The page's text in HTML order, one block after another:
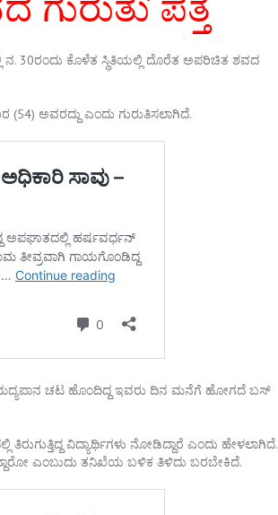
30ರಂದು ಕೊಳೆತ ಸ್ಥಿತಿಯಲ್ಲಿ ದೊರೆತ ಅಪರಿಚಿತ ಶವದ
(54) ಅವರದ್ದು ಎಂದು ಗುರುತಿಸಲಾಗಿದೆ.
ಚಟ ಹೊಂದಿದ್ದ ಇವರು ದಿನ ಮನೆಗೆ ಹೋಗದೆ ಬಸ್
ವಿದ್ಯಾರ್ಥಿಗಳು ನೋಡಿದ್ದಾರೆ ಎಂದು ಹೇಳಲಾಗಿದೆ.
ಎಂಬುದು ತನಿಖೆಯ ಬಳಿಕ ತಿಳಿದು ಬರಬೇಕಿದೆ.